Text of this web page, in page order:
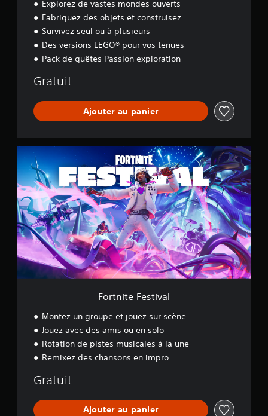
Explorez de vastes mondes ouverts
Fabriquez des objets et construisez
Survivez seul ou à plusieurs
Des versions LEGO® pour vos tenues
Pack de quêtes Passion exploration
Gratuit
Ajouter au panier
r
t
n
i
t
e
F
s
t
i
Fortnite Festival
Montez un groupe et jouez sur scène
Jouez avec des amis ou en solo
Rotation de pistes musicales à la une
Remixez des chansons en impro
Gratuit
Ajouter au panier